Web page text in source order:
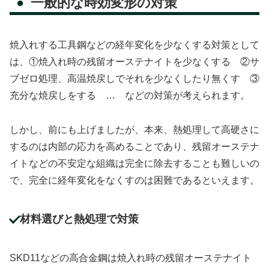
焼入れする工具鋼などの経年変化を少なくする対策として
は、①焼入れ時の残留オーステナイトを少なくする ②サ
ブゼロ処理、高温焼戻しでそれを少なくしたり無くす ③
充分な焼戻しをする … などの対策が考えられます。
しかし、前にも上げましたが、本来、熱処理して高硬さに
するのは内部の応力を高めることであり、残留オーステナ
イトなどの不安定な組織は完全に除去することも難しいの
で、完全に経年変化をなくすのは困難であるといえます。
材料選びと熱処理で対策
SKD11などの高合金鋼は焼入れ時の残留オーステナイト